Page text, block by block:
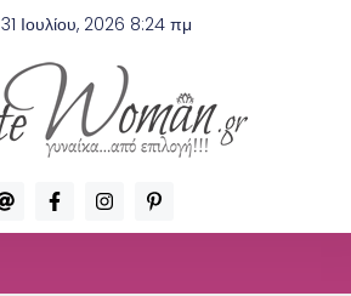
31 Ιουλίου, 2026 8:24 πμ
A
t
F
a
c
I
n
s
P
i
n